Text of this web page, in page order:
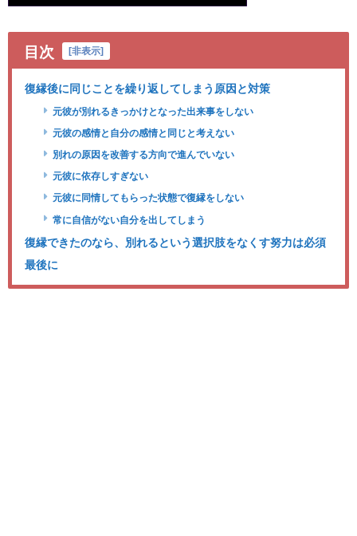
目次 非表示
復縁後に同じことを繰り返してしまう原因と対策
元彼が別れるきっかけとなった出来事をしない
元彼の感情と自分の感情と同じと考えない
別れの原因を改善する方向で進んでいない
元彼に依存しすぎない
元彼に同情してもらった状態で復縁をしない
常に自信がない自分を出してしまう
復縁できたのなら、別れるという選択肢をなくす努力は必須
最後に